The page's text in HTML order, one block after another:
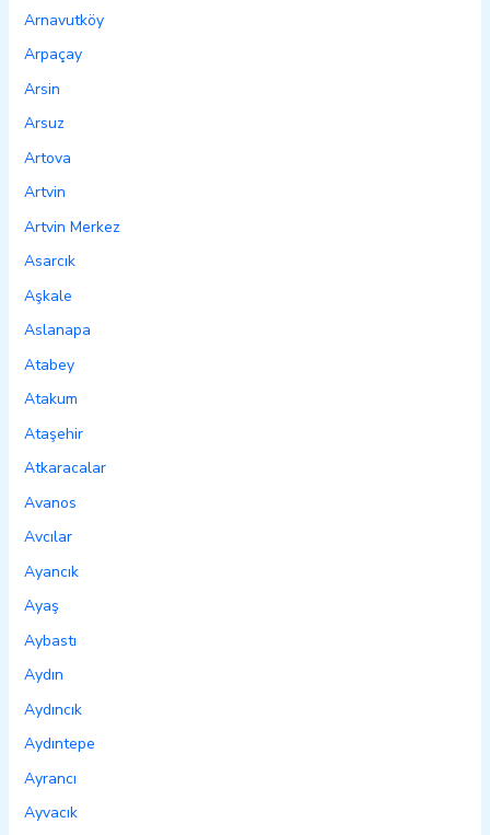
Arnavutköy
Arpaçay
Arsin
Arsuz
Artova
Artvin
Artvin Merkez
Asarcık
Aşkale
Aslanapa
Atabey
Atakum
Ataşehir
Atkaracalar
Avanos
Avcılar
Ayancık
Ayaş
Aybastı
Aydın
Aydıncık
Aydıntepe
Ayrancı
Ayvacık